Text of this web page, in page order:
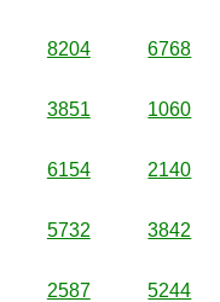
8204 6768
3851 1060
6154 2140
5732 3842
2587 5244